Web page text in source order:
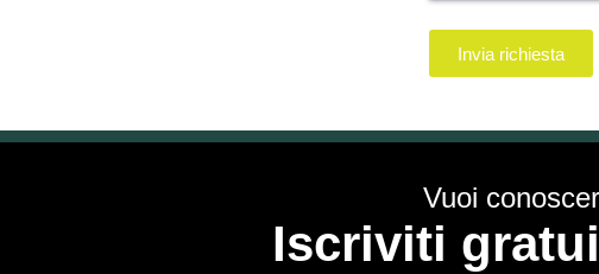
Invia richiesta
Vuoi
Iscriviti